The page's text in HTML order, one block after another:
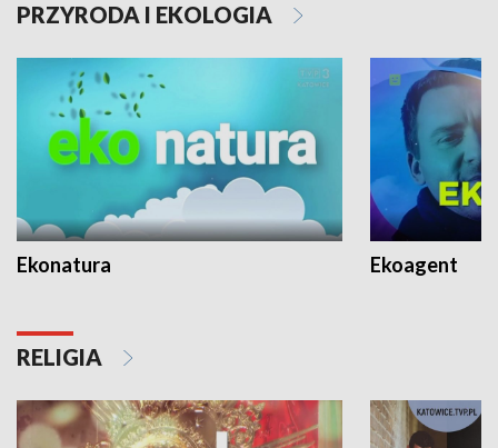
PRZYRODA I EKOLOGIA
Ekonatura Ekoagent
RELIGIA